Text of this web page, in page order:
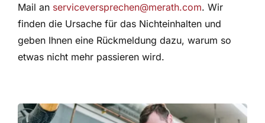
Mail an serviceversprechen@merath.com. Wir
finden die Ursache für das Nichteinhalten und
geben Ihnen eine Rückmeldung dazu, warum so
etwas nicht mehr passieren wird.